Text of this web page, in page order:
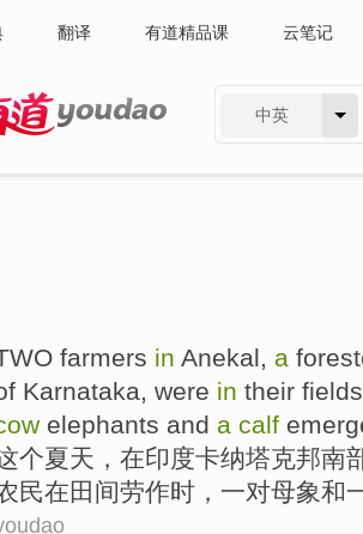
翻译 有道精品课 云笔记
中英
farmers in Anekal, a
Karnataka, were in their fields
elephants and a calf
个夏天 ， 在印度卡纳塔克邦南
民在田间劳作时， 一对母象和